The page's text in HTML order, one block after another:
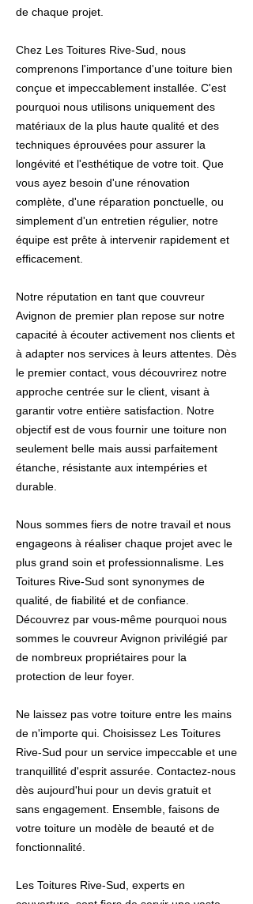
de chaque projet.
Chez Les Toitures Rive-Sud, nous
comprenons l'importance d'une toiture bien
conçue et impeccablement installée. C'est
pourquoi nous utilisons uniquement des
matériaux de la plus haute qualité et des
techniques éprouvées pour assurer la
longévité et l'esthétique de votre toit. Que
vous ayez besoin d'une rénovation
complète, d'une réparation ponctuelle, ou
simplement d'un entretien régulier, notre
équipe est prête à intervenir rapidement et
efficacement.
Notre réputation en tant que couvreur
Avignon de premier plan repose sur notre
capacité à écouter activement nos clients et
à adapter nos services à leurs attentes. Dès
le premier contact, vous découvrirez notre
approche centrée sur le client, visant à
garantir votre entière satisfaction. Notre
objectif est de vous fournir une toiture non
seulement belle mais aussi parfaitement
étanche, résistante aux intempéries et
durable.
Nous sommes fiers de notre travail et nous
engageons à réaliser chaque projet avec le
plus grand soin et professionnalisme. Les
Toitures Rive-Sud sont synonymes de
qualité, de fiabilité et de confiance.
Découvrez par vous-même pourquoi nous
sommes le couvreur Avignon privilégié par
de nombreux propriétaires pour la
protection de leur foyer.
Ne laissez pas votre toiture entre les mains
de n'importe qui. Choisissez Les Toitures
Rive-Sud pour un service impeccable et une
tranquillité d'esprit assurée. Contactez-nous
dès aujourd'hui pour un devis gratuit et
sans engagement. Ensemble, faisons de
votre toiture un modèle de beauté et de
fonctionnalité.
Les Toitures Rive-Sud, experts en